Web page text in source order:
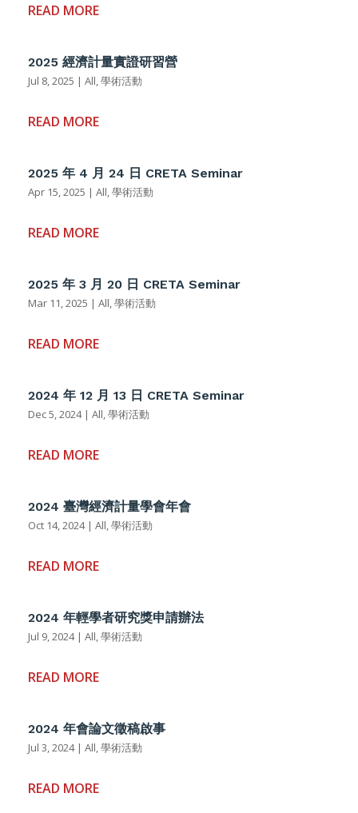
READ MORE
2025 經濟計量實證研習營
Jul 8, 2025 | All,學術活動
READ MORE
2025 年 4 月 24 日 CRETA Seminar
Apr 15, 2025 | All,學術活動
READ MORE
2025 年 3 月 20 日 CRETA Seminar
Mar 11, 2025 | All,學術活動
READ MORE
2024 年 12 月 13 日 CRETA Seminar
Dec 5, 2024| All,學術活動
READ MORE
2024 臺灣經濟計量學會年會
Oct 14, 2024| All,學術活動
READ MORE
2024 年輕學者研究獎申請辦法
Jul 9, 2024| All,學術活動
READ MORE
2024 年會論文徵稿啟事
Jul 3, 2024| All,學術活動
READ MORE